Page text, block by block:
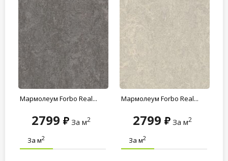
Мармолеум Forbo Real...
2799 За м2
За м2
Мармолеум Forbo Real...
2799 За м2
За м2